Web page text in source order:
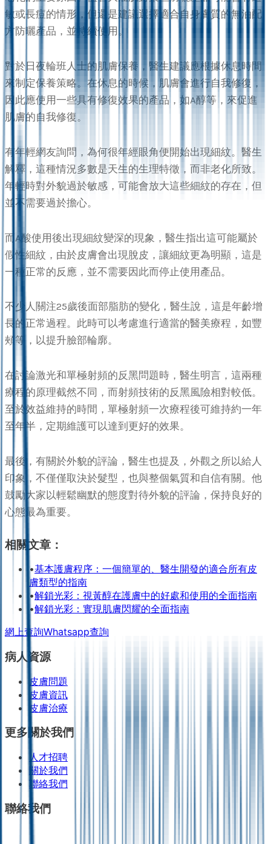
敏或長痘的情形，但還是建議選擇適合自身膚質的無油配
方防曬產品，並持續使用。
對於日夜輪班人士的肌膚保養，醫生建議應根據休息時間
來制定保養策略。在休息的時候，肌膚會進行自我修復，
因此應使用一些具有修復效果的產品，如A醇等，來促進
肌膚的自我修復。
有年輕網友詢問，為何很年經眼角便開始出現細紋。醫生
解釋，這種情況多數是天生的生理特徵，而非老化所致。
年輕時對外貌過於敏感，可能會放大這些細紋的存在，但
並不需要過於擔心。
而A酸使用後出現細紋變深的現象，醫生指出這可能屬於
假性細紋，由於皮膚會出現脫皮，讓細紋更為明顯，這是
一種正常的反應，並不需要因此而停止使用產品。
不少人關注25歲後面部脂肪的變化，醫生說，這是年齡增
長的正常過程。此時可以考慮進行適當的醫美療程，如豐
頰等，以提升臉部輪廓。
在討論激光和單極射頻的反黑問題時，醫生明言，這兩種
療程的原理截然不同，而射頻技術的反黑風險相對較低。
至於效益維持的時間，單極射頻一次療程後可維持約一年
至年半，定期維護可以達到更好的效果。
最後，有關於外貌的評論，醫生也提及，外觀之所以給人
印象，不僅僅取決於髮型，也與整個氣質和自信有關。他
鼓勵大家以輕鬆幽默的態度對待外貌的評論，保持良好的
心態最為重要。
相關文章：
•基本護膚程序：一個簡單的、醫生開發的適合所有皮
膚類型的指南
•解鎖光彩：視黃醇在護膚中的好處和使用的全面指南
•解鎖光彩：實現肌膚閃耀的全面指南
網上查詢Whatsapp查詢
病人資源
皮膚問題
皮膚資訊
皮膚治療
更多關於我們
人才招聘
關於我們
聯絡我們
聯絡我們